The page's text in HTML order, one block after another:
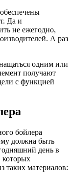
Да и
не ежегодно,
А раз
одним или
получают
с функцией
бойлера
должна быть
день в
которых
таких материалов: